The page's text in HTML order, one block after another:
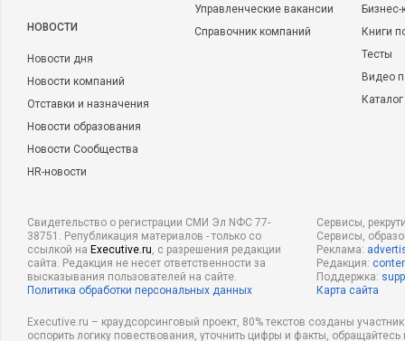
НОВОСТИ
Новости дня
Новости компаний
Отставки и назначения
Новости образования
Новости Сообщества
HR-новости
Управленческие вакансии
Справочник компаний
Книги
Тесты
Видео
Свидетельство о регистрации СМИ Эл NФС 77-
38751. Републикация материалов - только со
ссылкой на Executive.ru, с разрешения редакции
сайта. Редакция не несет ответственности за
высказывания пользователей на сайте.
Политика обработки персональных данных
Сервисы,
Сервисы,
Реклама:
Редакция:
Поддержка:
Карта сайта
Executive.ru – краудсорсинговый проект, 80% текстов созданы
оспорить логику повествования, уточнить цифры и факты,